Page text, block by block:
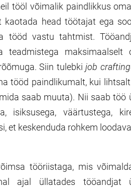
tööl võimalik paindlikkus
head töötajat ega
tööd vastu tahtmist.
maksimaalselt
Siin tulebkijob
tööd paindlikumalt, kui
saab muuta). Nii saab töö
isiksusega, väärtustega,
et keskenduda rohkem
tööriistaga, mis
ajal üllatades tööandjat